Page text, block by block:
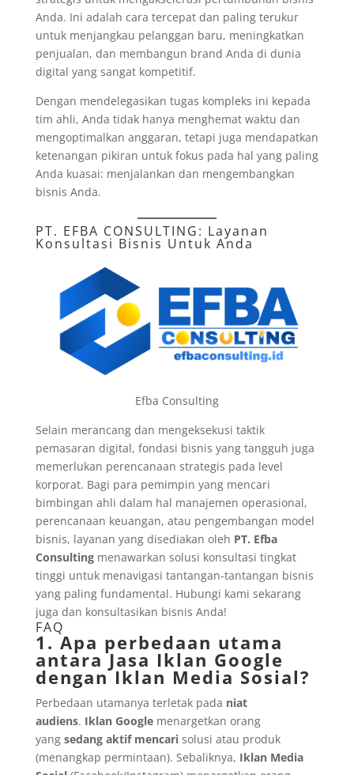
Anda. Ini adalah cara tercepat dan paling terukur
untuk menjangkau pelanggan baru, meningkatkan
penjualan, dan membangun brand Anda di dunia
digital yang sangat kompetitif.
Dengan mendelegasikan tugas kompleks ini kepada
tim ahli, Anda tidak hanya menghemat waktu dan
mengoptimalkan anggaran, tetapi juga mendapatkan
ketenangan pikiran untuk fokus pada hal yang paling
Anda kuasai: menjalankan dan mengembangkan
bisnis Anda.
PT. EFBA CONSULTING: Layanan
Konsultasi Bisnis Untuk Anda
Efba Consulting
Selain merancang dan mengeksekusi taktik
pemasaran digital, fondasi bisnis yang tangguh juga
memerlukan perencanaan strategis pada level
korporat. Bagi para pemimpin yang mencari
bimbingan ahli dalam hal manajemen operasional,
perencanaan keuangan, atau pengembangan model
bisnis, layanan yang disediakan oleh PT. Efba
Consultingmenawarkan solusi konsultasi tingkat
tinggi untuk menavigasi tantangan-tantangan bisnis
yang paling fundamental. Hubungi kami sekarang
juga dan konsultasikan bisnis Anda!
FAQ
1. Apa perbedaan utama
antara Jasa Iklan Google
dengan Iklan Media Sosial?
Perbedaan utamanya terletak pada niat
audiens. Iklan Googlemenargetkan orang
yang sedang aktif mencarisolusi atau produk
(menangkap permintaan). Sebaliknya, Iklan Media